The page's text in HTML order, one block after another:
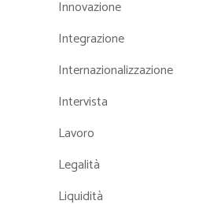
Innovazione
Integrazione
Internazionalizzazione
Intervista
Lavoro
Legalità
Liquidità